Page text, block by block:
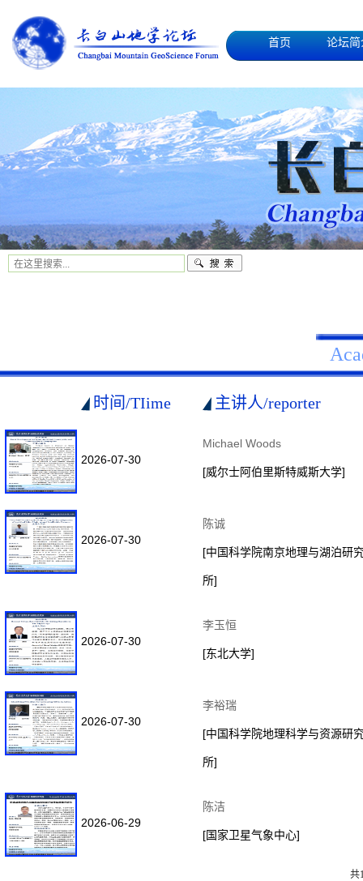
首页 论坛简
时间/TIime 主讲人/reporter
2026-07-30
Michael Woods
[威尔士阿伯里斯特威斯大学]
2026-07-30
陈诚
[中国科学院南京地理与湖泊研
所]
2026-07-30
李玉恒
[东北大学]
2026-07-30
李裕瑞
[中国科学院地理科学与资源研
所]
2026-06-29
陈洁
[国家卫星气象中心]
共